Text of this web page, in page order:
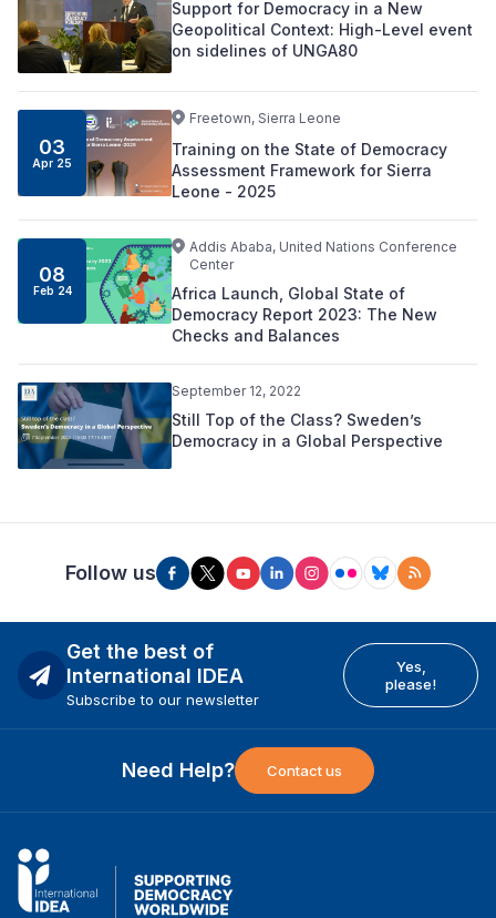
Support for Democracy in a New
Geopolitical Context: High-Level event
on sidelines of UNGA80
03
Apr 25
Freetown, Sierra Leone
Training on the State of Democracy
Assessment Framework for Sierra
Leone - 2025
08
Feb 24
Addis Ababa, United Nations Conference
Center
Africa Launch, Global State of
Democracy Report 2023: The New
Checks and Balances
September 12, 2022
Still Top of the Class? Sweden’s
Democracy in a Global Perspective
Follow us
Get the best of
International IDEA
Subscribe to our newsletter
Yes,
please!
Need Help? Contact us